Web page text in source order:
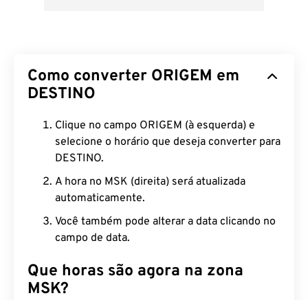
Como converter ORIGEM em
DESTINO
Clique no campo ORIGEM (à esquerda) e
selecione o horário que deseja converter para
DESTINO.
A hora no MSK (direita) será atualizada
automaticamente.
Você também pode alterar a data clicando no
campo de data.
Que horas são agora na zona
MSK?